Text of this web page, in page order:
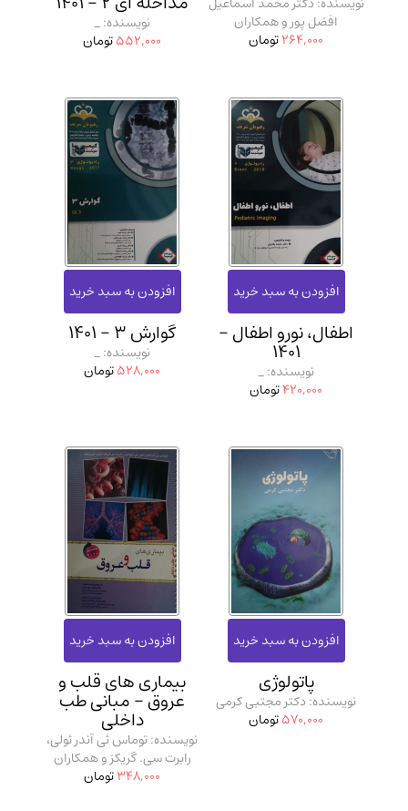
افضل پور و همکاران
264,000تومان
نویسنده: _
552,000تومان
اطفال، نورو اطفال -
1401
نویسنده: _
420,000تومان
گوارش 3 - 1401
نویسنده: _
528,000تومان
پاتولوژی
نویسنده: دکتر مجتبی کرمی
570,000تومان
بیماری‌ های قلب و
عروق - مبانی طب
داخلی
نویسنده: توماس ئی آندر ئولی،
رابرت سی. گریکز و همکاران
348,000تومان